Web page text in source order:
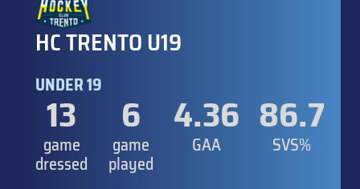
HC TRENTO U19
UNDER 19
13
game
dressed
6
game
played
4.36
GAA
86.7
SVS%